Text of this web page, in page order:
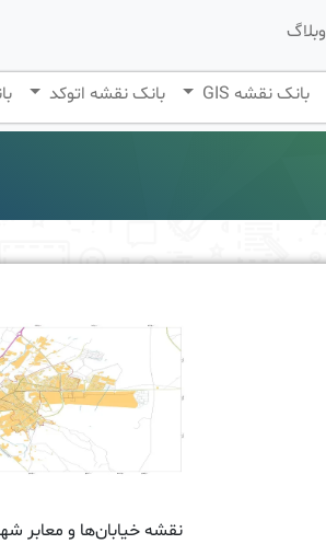
وبلاگ
بانک نقشه GIS بانک نقشه اتوکد
نقشه خیابان‌ها و معابر